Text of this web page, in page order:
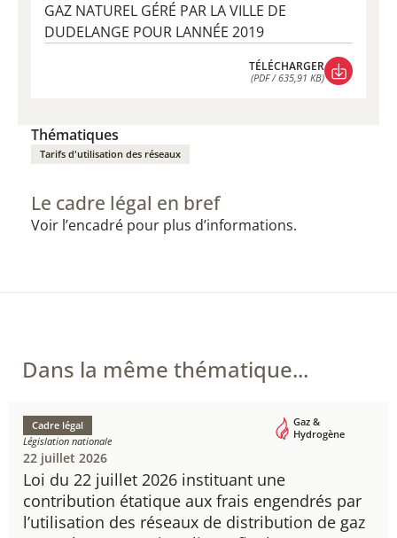
GAZ NATUREL GÉRÉ PAR LA VILLE DE
DUDELANGE POUR LANNÉE 2019
TÉLÉCHARGER
(PDF / 635,91 KB)
Thématiques
Tarifs d'utilisation des réseaux
Le cadre légal en bref
Voir l’encadré pour plus d’informations.
Dans la même thématique...
Loi du 22 juillet 2026 instituant une
contribution étatique aux frais engendrés par
l’utilisation des réseaux de distribution de gaz
Cadre légal
Législation nationale
Gaz &
Hydrogène
22 juillet 2026